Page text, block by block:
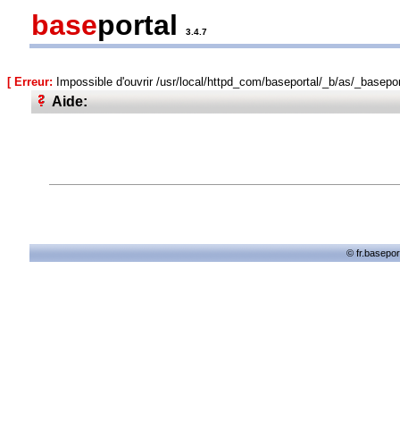
baseportal 3.4.7
[ Erreur: Impossible d'ouvrir /usr/local/httpd_com/baseportal/_b/as/
Aide:
©